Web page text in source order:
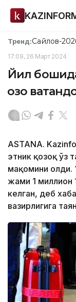
Тренд:Сайлов-
17:09, 26 Март 2024
Йил
қозоқ
ASTANA.
этник қозоқ ўз
мақомини олди.
жами 1 миллион
келган, деб
вазирлигига